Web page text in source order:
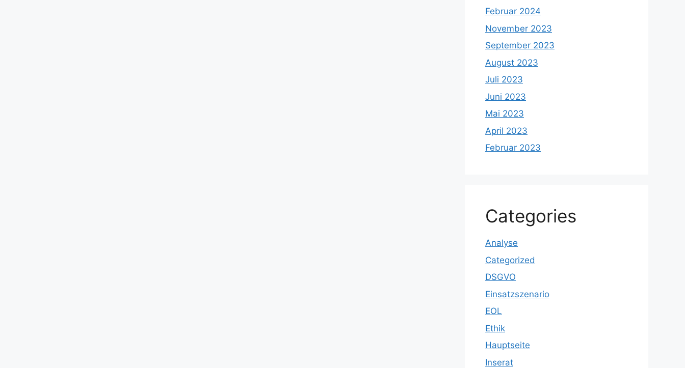
Februar 2024
November 2023
September 2023
August 2023
Juli 2023
Juni 2023
Mai 2023
April 2023
Februar 2023
Categories
Analyse
Categorized
DSGVO
Einsatzszenario
EOL
Ethik
Hauptseite
Inserat